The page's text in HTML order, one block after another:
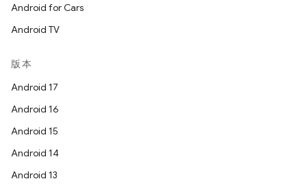
Android for Cars
Android TV
版本
Android 17
Android 16
Android 15
Android 14
Android 13